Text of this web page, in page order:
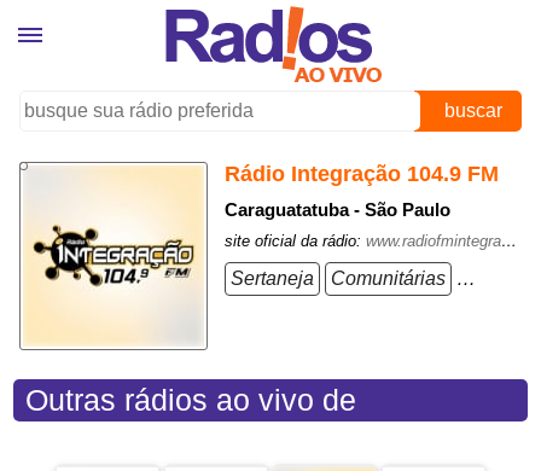
buscar
Rádio Integração 104.9 FM
Caraguatatuba - São Paulo
site oficial da rádio:www.radiofmintegracao.com.br/
Sertaneja Comunitárias Samba
Outras rádios ao vivo de